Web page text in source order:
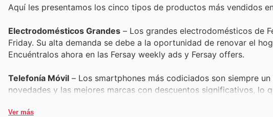
Aquí les presentamos los cinco tipos de productos más vendidos
Electrodomésticos Grandes – Los grandes electrodomésticos de
Friday. Su alta demanda se debe a la oportunidad de renovar el
Encuéntralos ahora en las Fersay weekly ads y Fersay offers.
Telefonía Móvil – Los smartphones más codiciados son siempre
novedades y las mejores marcas con descuentos significativos, lo
Ver más